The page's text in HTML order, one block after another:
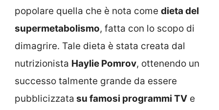
popolare quella che è nota come dieta del
supermetabolismo, fatta con lo scopo di
dimagrire. Tale dieta è stata creata dal
nutrizionista Haylie Pomrov, ottenendo un
successo talmente grande da essere
pubblicizzata su famosi programmi TV e